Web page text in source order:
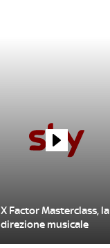
X Factor Masterclass, la
direzione musicale